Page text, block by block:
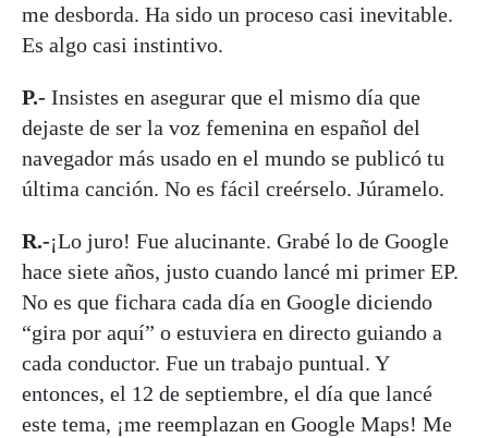
me desborda. Ha sido un proceso casi inevitable.
Es algo casi instintivo.
P.- Insistes en asegurar que el mismo día que
dejaste de ser la voz femenina en español del
navegador más usado en el mundo se publicó tu
última canción. No es fácil creérselo. Júramelo.
R.-¡Lo juro! Fue alucinante. Grabé lo de Google
hace siete años, justo cuando lancé mi primer EP.
No es que fichara cada día en Google diciendo
“gira por aquí” o estuviera en directo guiando a
cada conductor. Fue un trabajo puntual. Y
entonces, el 12 de septiembre, el día que lancé
este tema, ¡me reemplazan en Google Maps! Me